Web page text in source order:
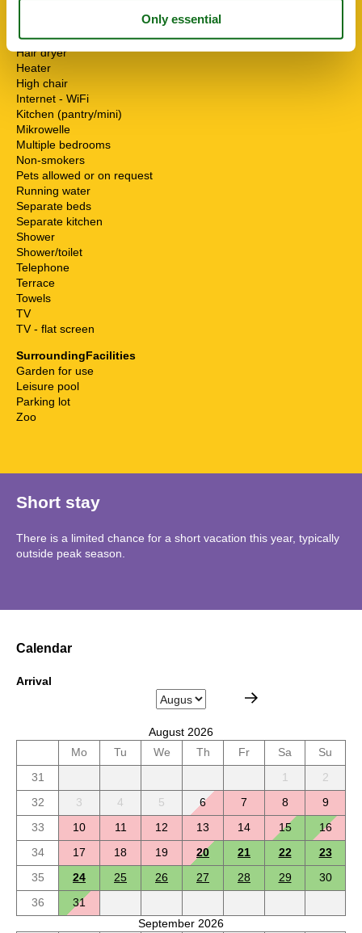
Fridge
Hair dryer
Heater
High chair
Internet - WiFi
Kitchen (pantry/mini)
Mikrowelle
Multiple bedrooms
Non-smokers
Pets allowed or on request
Running water
Separate beds
Separate kitchen
Shower
Shower/toilet
Telephone
Terrace
Towels
TV
TV - flat screen
SurroundingFacilities
Garden for use
Leisure pool
Parking lot
Zoo
Short stay
There is a limited chance for a short vacation this year, typically
outside peak season.
Calendar
Arrival
August 2026
Mo
Tu We Th Fr Sa
Su
31
1
2
32
3 4 5 6 7 8
9
33
10 11 12 13 14 15
16
34
17 18 19 20 21 22
23
35
24 25 26 27 28 29
30
36
31
September 2026